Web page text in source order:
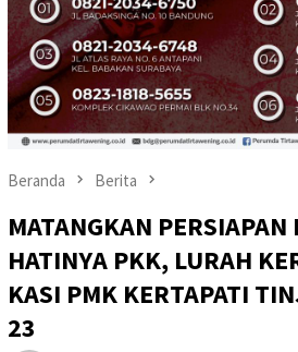
Beranda Berita
‎MATANGKAN PERSIAPAN
HATINYA PKK, LURAH
KASI PMK KERTAPATI
23